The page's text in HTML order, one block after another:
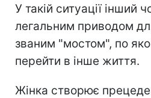
У такій ситуації інший
легальним приводом
званим "мостом", по
перейти в інше життя.
Жінка створює